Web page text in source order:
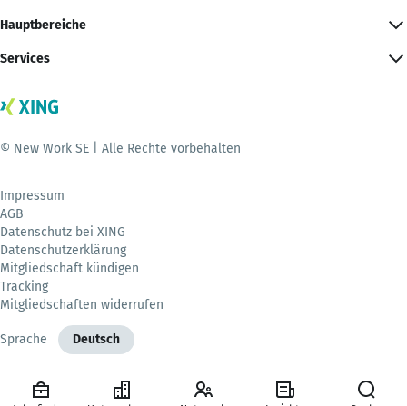
Hauptbereiche
Services
© New Work SE | Alle Rechte vorbehalten
Impressum
AGB
Datenschutz bei XING
Datenschutzerklärung
Mitgliedschaft kündigen
Tracking
Mitgliedschaften widerrufen
Sprache Deutsch